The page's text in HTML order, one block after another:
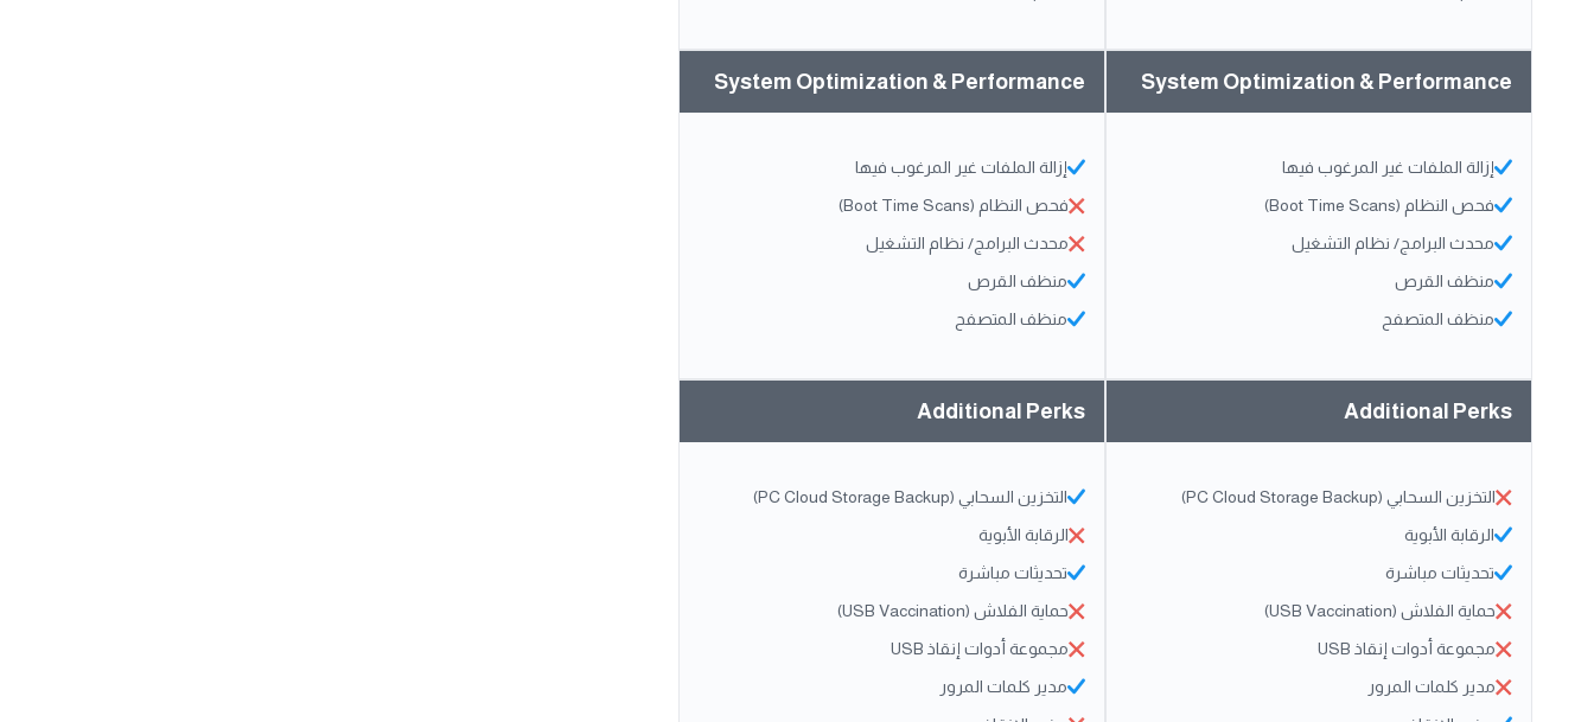
System Optimization & Performance
إزالة الملفات غير المرغوب فيها
فحص النظام (Boot Time Scans)
محدث البرامج/ نظام التشغيل
منظف القرص
منظف المتصفح
System Optimization & Performance
إزالة الملفات غير المرغوب فيها
فحص النظام (Boot Time Scans)
محدث البرامج/ نظام التشغيل
منظف القرص
منظف المتصفح
Additional Perks
التخزين السحابي (PC Cloud Storage Backup)
الرقابة الأبوية
تحديثات مباشرة
حماية الفلاش (USB Vaccination)
مجموعة أدوات إنقاذ USB
مدير كلمات المرور
Additional Perks
التخزين السحابي (PC Cloud Storage Backup)
الرقابة الأبوية
تحديثات مباشرة
حماية الفلاش (USB Vaccination)
مجموعة أدوات إنقاذ USB
مدير كلمات المرور